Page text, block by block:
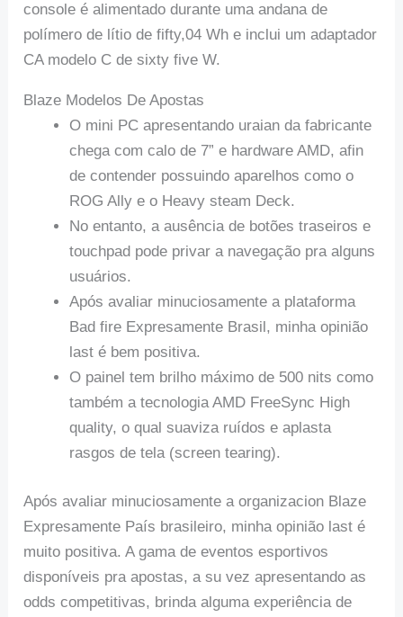
console é alimentado durante uma andana de
polímero de lítio de fifty,04 Wh e inclui um adaptador
CA modelo C de sixty five W.
Blaze Modelos De Apostas
O mini PC apresentando uraian da fabricante
chega com calo de 7” e hardware AMD, afin
de contender possuindo aparelhos como o
ROG Ally e o Heavy steam Deck.
No entanto, a ausência de botões traseiros e
touchpad pode privar a navegação pra alguns
usuários.
Após avaliar minuciosamente a plataforma
Bad fire Expresamente Brasil, minha opinião
last é bem positiva.
O painel tem brilho máximo de 500 nits como
também a tecnologia AMD FreeSync High
quality, o qual suaviza ruídos e aplasta
rasgos de tela (screen tearing).
Após avaliar minuciosamente a organizacion Blaze
Expresamente País brasileiro, minha opinião last é
muito positiva. A gama de eventos esportivos
disponíveis pra apostas, a su vez apresentando as
odds competitivas, brinda alguma experiência de